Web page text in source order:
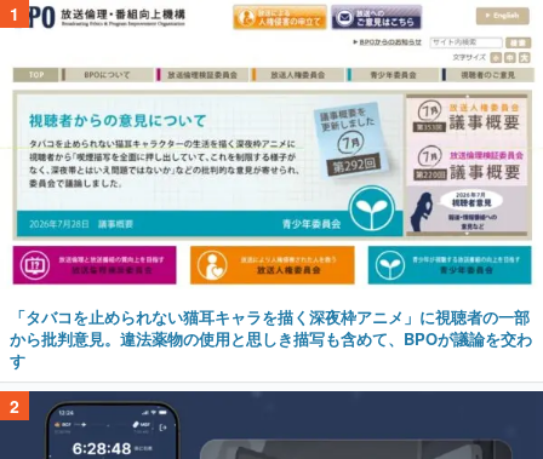
1
「タバコを止められない猫耳キャラを描く深夜枠アニメ」に視聴者の一部
から批判意見。違法薬物の使用と思しき描写も含めて、BPOが議論を交わ
す
2